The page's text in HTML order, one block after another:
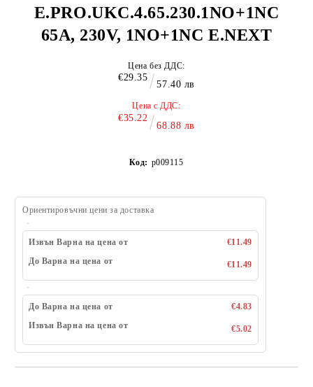
E.PRO.UKC.4.65.230.1NO+1NC
65А, 230V, 1NO+1NC E.NEXT
Цена без ДДС:
€29.35
57.40 лв
Цена с ДДС:
€35.22
68.88 лв
Код: p009115
Ориентировъчни цени за доставка
Извън Варна на цена от
€11.49
До Варна на цена от
€11.49
До Варна на цена от
€4.83
Извън Варна на цена от
€5.02